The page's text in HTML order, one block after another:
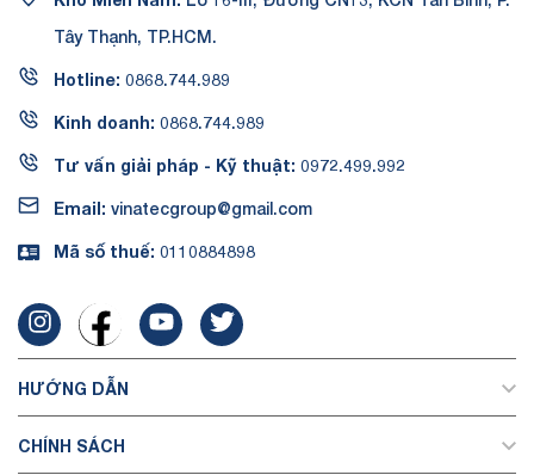
Tây Thạnh, TP.HCM.
Hotline: 0868.744.989
Kinh doanh: 0868.744.989
Tư vấn giải pháp - Kỹ thuật: 0972.499.992
Email: vinatecgroup@gmail.com
Mã số thuế: 0110884898
HƯỚNG DẪN
CHÍNH SÁCH